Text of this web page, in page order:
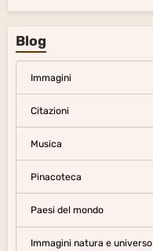
Blog
Immagini
Citazioni
Musica
Pinacoteca
Paesi del mondo
Immagini natura e universo